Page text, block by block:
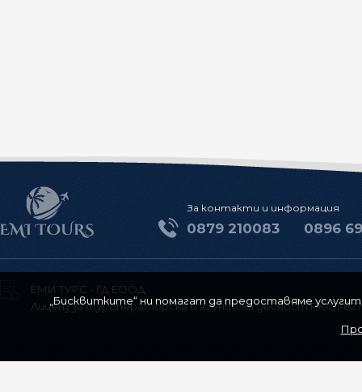
За контакти и информация
0879 210083 0896
ЕМИ ТУРС - ГД ЕООД
Лиценз за туроператорска и агентска дейност РK-01-
„Бисквитките“ ни помагат да предоставяме